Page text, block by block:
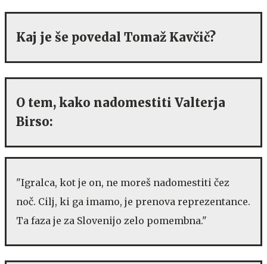
Kaj je še povedal Tomaž Kavčič?
O tem, kako nadomestiti Valterja
Birso:
"Igralca, kot je on, ne moreš nadomestiti čez
noč. Cilj, ki ga imamo, je prenova reprezentance.
Ta faza je za Slovenijo zelo pomembna."